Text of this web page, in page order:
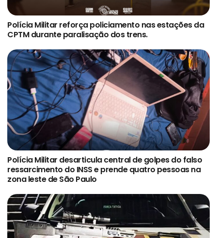
Polícia Militar reforça policiamento nas estações da
CPTM durante paralisação dos trens.
Polícia Militar desarticula central de golpes do falso
ressarcimento do INSS e prende quatro pessoas na
zona leste de São Paulo